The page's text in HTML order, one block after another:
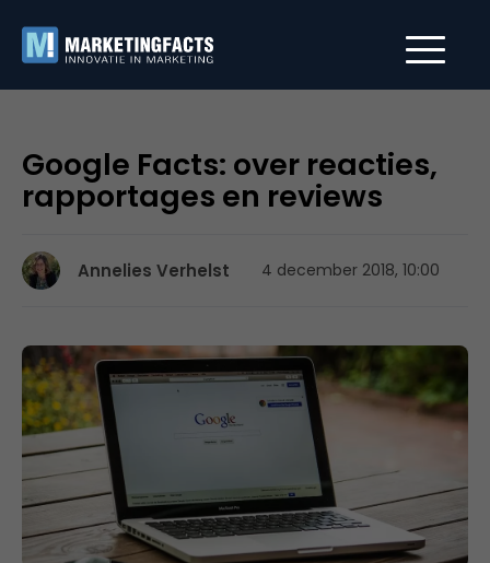
Google Facts: over reacties,
rapportages en reviews
Annelies Verhelst 4 december 2018, 10:00